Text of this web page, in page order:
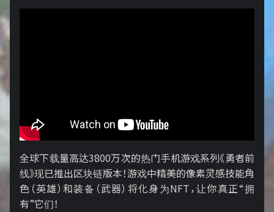
全球下载量高达3800万次的热门手机游戏系列《勇者前
线》现已推出区块链版本！游戏中精美的像素灵感技能角
色（英雄）和装备（武器）将化身为NFT，让你真正“拥
有”它们！